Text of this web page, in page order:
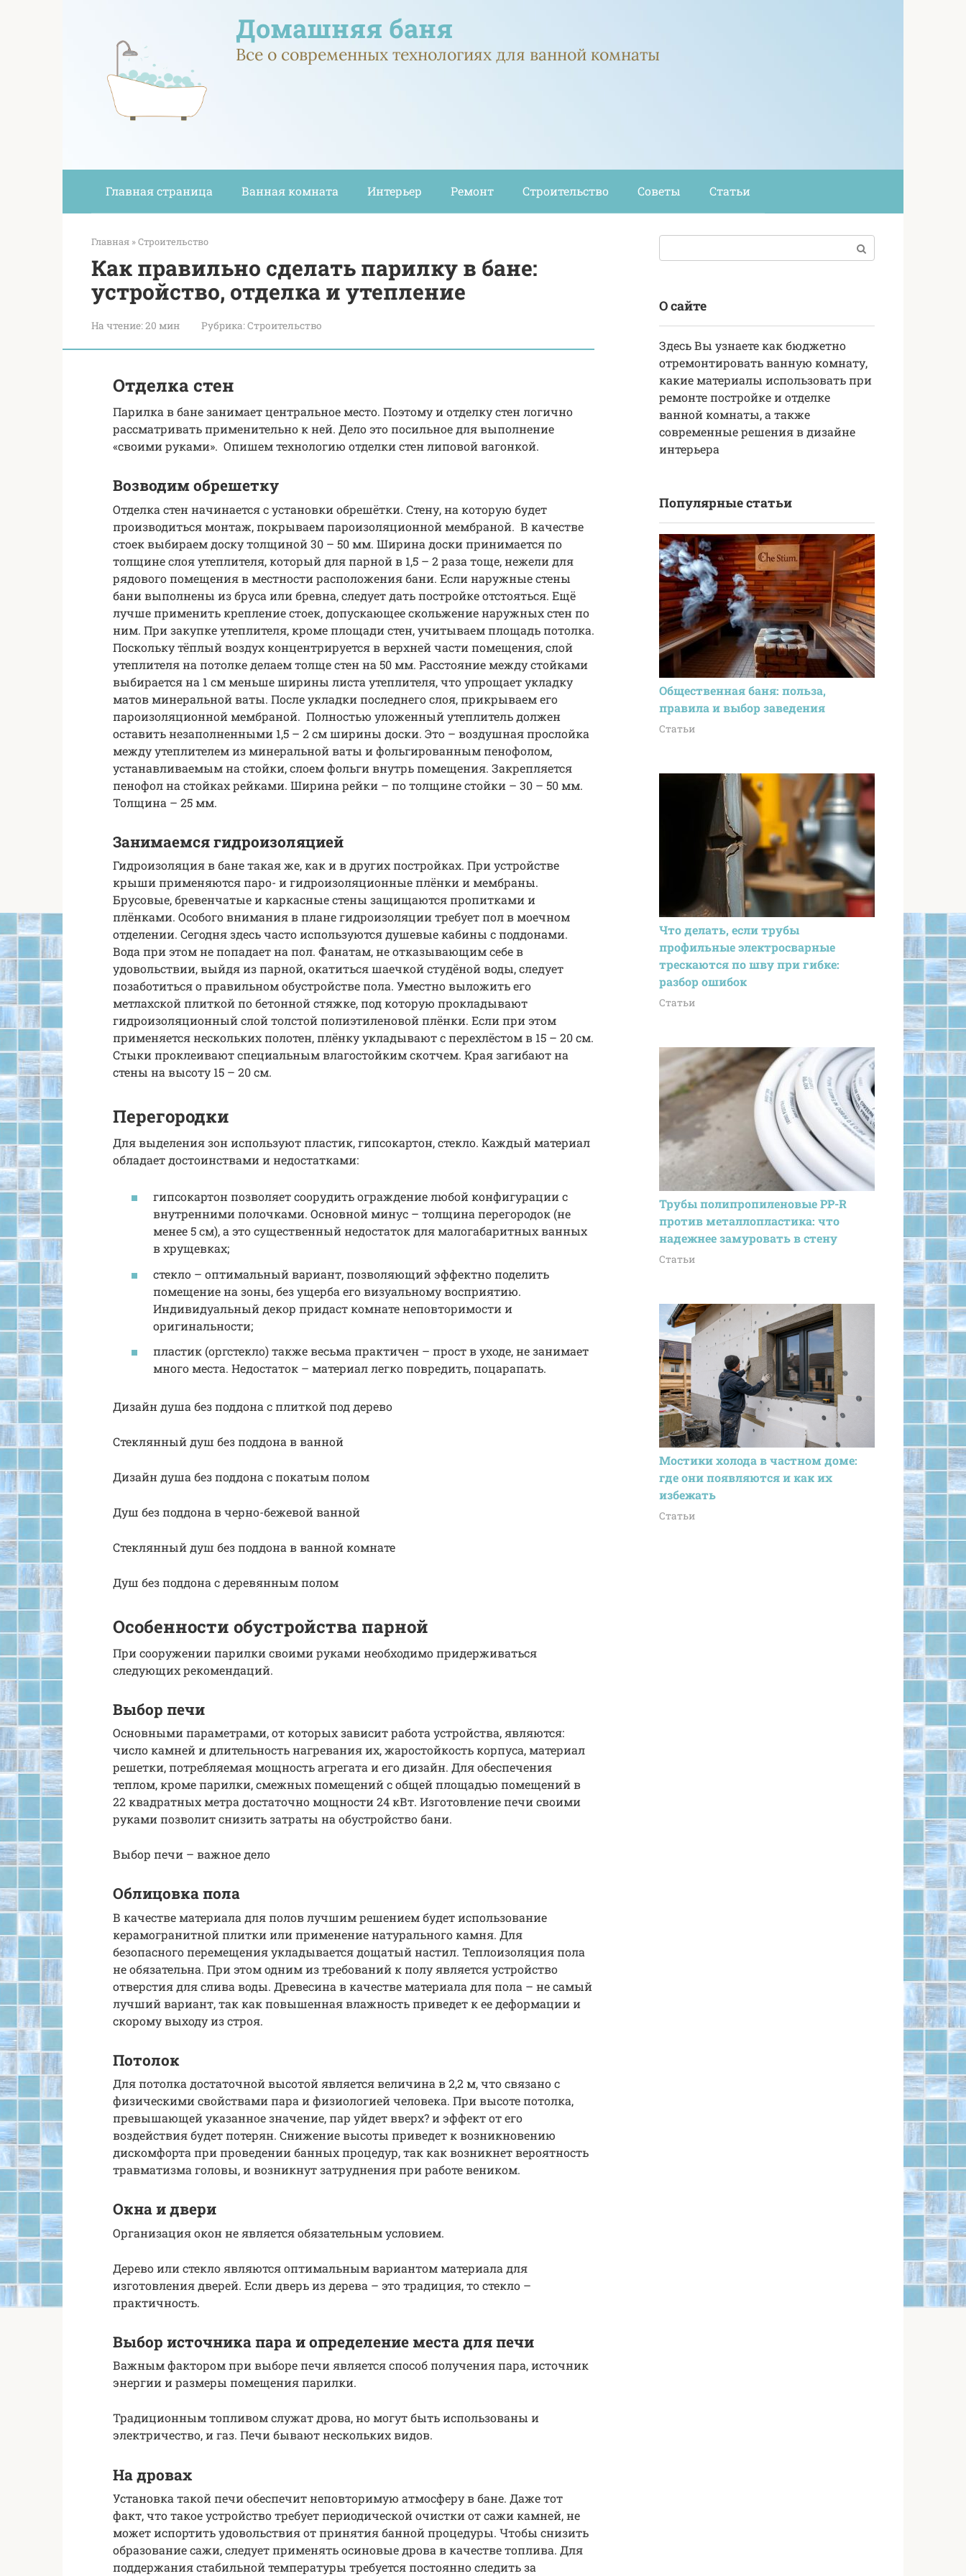
Домашняя баня
Все о современных технологиях для ванной комнаты
Главная страница Ванная комната Интерьер Ремонт Строительство Советы Статьи
Главная »Строительство
Как правильно сделать парилку в бане:
устройство, отделка и утепление
На чтение:20 мин Рубрика:Строительство
Отделка стен
Парилка в бане занимает центральное место. Поэтому и отделку стен логично
рассматривать применительно к ней. Дело это посильное для выполнение
«своими руками». Опишем технологию отделки стен липовой вагонкой.
Возводим обрешетку
Отделка стен начинается с установки обрешётки. Стену, на которую будет
производиться монтаж, покрываем пароизоляционной мембраной. В качестве
стоек выбираем доску толщиной 30 – 50 мм. Ширина доски принимается по
толщине слоя утеплителя, который для парной в 1,5 – 2 раза тоще, нежели для
рядового помещения в местности расположения бани. Если наружные стены
бани выполнены из бруса или бревна, следует дать постройке отстояться. Ещё
лучше применить крепление стоек, допускающее скольжение наружных стен по
ним. При закупке утеплителя, кроме площади стен, учитываем площадь потолка.
Поскольку тёплый воздух концентрируется в верхней части помещения, слой
утеплителя на потолке делаем толще стен на 50 мм. Расстояние между стойками
выбирается на 1 см меньше ширины листа утеплителя, что упрощает укладку
матов минеральной ваты. После укладки последнего слоя, прикрываем его
пароизоляционной мембраной. Полностью уложенный утеплитель должен
оставить незаполненными 1,5 – 2 см ширины доски. Это – воздушная прослойка
между утеплителем из минеральной ваты и фольгированным пенофолом,
устанавливаемым на стойки, слоем фольги внутрь помещения. Закрепляется
пенофол на стойках рейками. Ширина рейки – по толщине стойки – 30 – 50 мм.
Толщина – 25 мм.
Занимаемся гидроизоляцией
Гидроизоляция в бане такая же, как и в других постройках. При устройстве
крыши применяются паро- и гидроизоляционные плёнки и мембраны.
Брусовые, бревенчатые и каркасные стены защищаются пропитками и
плёнками. Особого внимания в плане гидроизоляции требует пол в моечном
отделении. Сегодня здесь часто используются душевые кабины с поддонами.
Вода при этом не попадает на пол. Фанатам, не отказывающим себе в
удовольствии, выйдя из парной, окатиться шаечкой студёной воды, следует
позаботиться о правильном обустройстве пола. Уместно выложить его
метлахской плиткой по бетонной стяжке, под которую прокладывают
гидроизоляционный слой толстой полиэтиленовой плёнки. Если при этом
применяется нескольких полотен, плёнку укладывают с перехлёстом в 15 – 20 см.
Стыки проклеивают специальным влагостойким скотчем. Края загибают на
стены на высоту 15 – 20 см.
Перегородки
Для выделения зон используют пластик, гипсокартон, стекло. Каждый материал
обладает достоинствами и недостатками:
гипсокартон позволяет соорудить ограждение любой конфигурации с
внутренними полочками. Основной минус – толщина перегородок (не
менее 5 см), а это существенный недостаток для малогабаритных ванных
в хрущевках;
стекло – оптимальный вариант, позволяющий эффектно поделить
помещение на зоны, без ущерба его визуальному восприятию.
Индивидуальный декор придаст комнате неповторимости и
оригинальности;
пластик (оргстекло) также весьма практичен – прост в уходе, не занимает
много места. Недостаток – материал легко повредить, поцарапать.
Дизайн душа без поддона с плиткой под дерево
Стеклянный душ без поддона в ванной
Дизайн душа без поддона с покатым полом
Душ без поддона в черно-бежевой ванной
Стеклянный душ без поддона в ванной комнате
Душ без поддона с деревянным полом
Особенности обустройства парной
При сооружении парилки своими руками необходимо придерживаться
следующих рекомендаций.
Выбор печи
Основными параметрами, от которых зависит работа устройства, являются:
число камней и длительность нагревания их, жаростойкость корпуса, материал
решетки, потребляемая мощность агрегата и его дизайн. Для обеспечения
теплом, кроме парилки, смежных помещений с общей площадью помещений в
22 квадратных метра достаточно мощности 24 кВт. Изготовление печи своими
руками позволит снизить затраты на обустройство бани.
Выбор печи – важное дело
Облицовка пола
В качестве материала для полов лучшим решением будет использование
керамогранитной плитки или применение натурального камня. Для
безопасного перемещения укладывается дощатый настил. Теплоизоляция пола
не обязательна. При этом одним из требований к полу является устройство
отверстия для слива воды. Древесина в качестве материала для пола – не самый
лучший вариант, так как повышенная влажность приведет к ее деформации и
скорому выходу из строя.
Потолок
Для потолка достаточной высотой является величина в 2,2 м, что связано с
физическими свойствами пара и физиологией человека. При высоте потолка,
превышающей указанное значение, пар уйдет вверх? и эффект от его
воздействия будет потерян. Снижение высоты приведет к возникновению
дискомфорта при проведении банных процедур, так как возникнет вероятность
травматизма головы, и возникнут затруднения при работе веником.
Окна и двери
Организация окон не является обязательным условием.
Дерево или стекло являются оптимальным вариантом материала для
изготовления дверей. Если дверь из дерева – это традиция, то стекло –
практичность.
Выбор источника пара и определение места для печи
Важным фактором при выборе печи является способ получения пара, источник
энергии и размеры помещения парилки.
Традиционным топливом служат дрова, но могут быть использованы и
электричество, и газ. Печи бывают нескольких видов.
На дровах
Установка такой печи обеспечит неповторимую атмосферу в бане. Даже тот
факт, что такое устройство требует периодической очистки от сажи камней, не
может испортить удовольствия от принятия банной процедуры. Чтобы снизить
образование сажи, следует применять осиновые дрова в качестве топлива. Для
поддержания стабильной температуры требуется постоянно следить за
О сайте
Здесь Вы узнаете как бюджетно
отремонтировать ванную комнату,
какие материалы использовать при
ремонте постройке и отделке
ванной комнаты, а также
современные решения в дизайне
интерьера
Популярные статьи
Общественная баня: польза,
правила и выбор заведения
Статьи
Что делать, если трубы
профильные электросварные
трескаются по шву при гибке:
разбор ошибок
Статьи
Трубы полипропиленовые PP-R
против металлопластика: что
надежнее замуровать в стену
Статьи
Мостики холода в частном доме:
где они появляются и как их
избежать
Статьи